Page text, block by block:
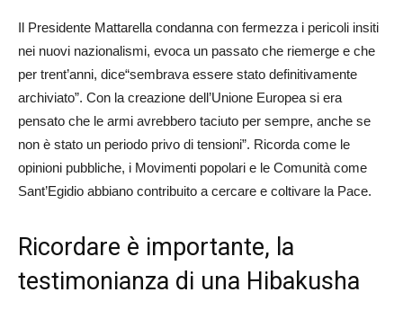
Il Presidente Mattarella condanna con fermezza i pericoli insiti
nei nuovi nazionalismi, evoca un passato che riemerge e che
per trent’anni, dice“sembrava essere stato definitivamente
archiviato”. Con la creazione dell’Unione Europea si era
pensato che le armi avrebbero taciuto per sempre, anche se
non è stato un periodo privo di tensioni”. Ricorda come le
opinioni pubbliche, i Movimenti popolari e le Comunità come
Sant’Egidio abbiano contribuito a cercare e coltivare la Pace.
Ricordare è importante, la
testimonianza di una Hibakusha